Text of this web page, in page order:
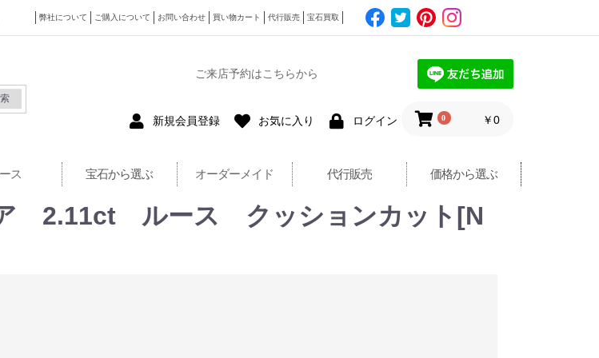
弊社について ご購入について お問い合わせ 買い物カート 代行販売 宝石買取
ご来店予約はこちらから
新規会員登録 お気に入り ログイン 0 ￥0
ス 宝石から選ぶ オーダーメイド 代行販売 価格から選ぶ
ア 2.11ct ルース クッションカット[N